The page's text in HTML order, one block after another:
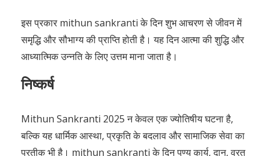
इस प्रकार mithun sankranti के दिन शुभ आचरण से जीवन में
समृद्धि और सौभाग्य की प्राप्ति होती है। यह दिन आत्मा की शुद्धि और
आध्यात्मिक उन्नति के लिए उत्तम माना जाता है।
निष्कर्ष
Mithun Sankranti 2025 न केवल एक ज्योतिषीय घटना है,
बल्कि यह धार्मिक आस्था, प्रकृति के बदलाव और सामाजिक सेवा का
प्रतीक भी है। mithun sankranti के दिन पुण्य कार्य, दान, व्रत